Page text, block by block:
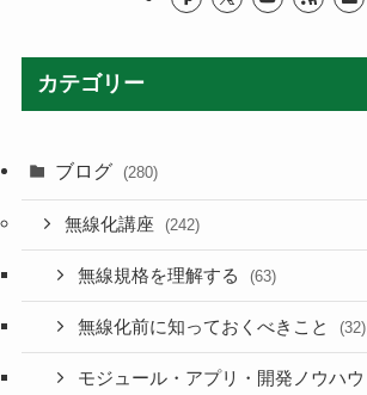
カテゴリー
ブログ (280)
無線化講座 (242)
無線規格を理解する (63)
無線化前に知っておくべきこと (32)
モジュール・アプリ・開発ノウハウ